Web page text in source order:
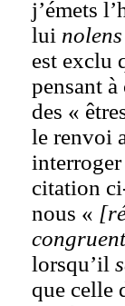
j’émets
lui
est exclu
pensant
des «
le renvoi
citation
nous «
lorsqu’il
que celle